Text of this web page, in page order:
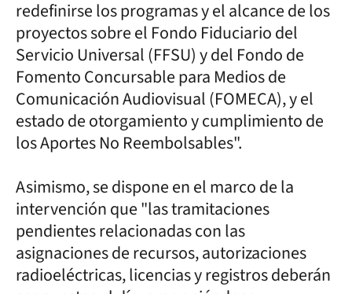
redefinirse los programas y el alcance de los
proyectos sobre el Fondo Fiduciario del
Servicio Universal (FFSU) y del Fondo de
Fomento Concursable para Medios de
Comunicación Audiovisual (FOMECA), y el
estado de otorgamiento y cumplimiento de
los Aportes No Reembolsables".
Asimismo, se dispone en el marco de la
intervención que "las tramitaciones
pendientes relacionadas con las
asignaciones de recursos, autorizaciones
radioeléctricas, licencias y registros deberán